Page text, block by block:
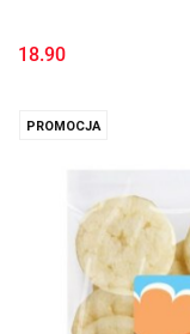
18.90
PROMOCJA